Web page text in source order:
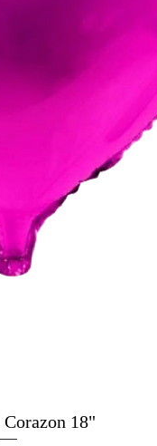
rapida 18"